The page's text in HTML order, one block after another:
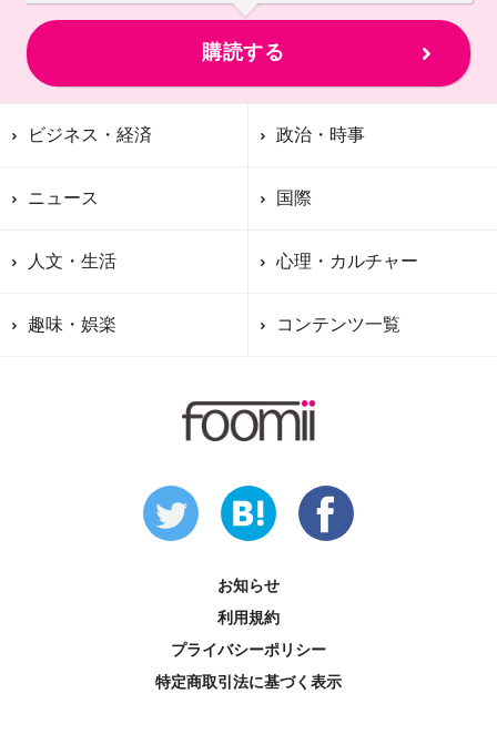
購読する
ビジネス・経済 政治・時事
ニュース 国際
人文・生活 心理・カルチャー
趣味・娯楽 コンテンツ一覧
お知らせ
利用規約
プライバシーポリシー
特定商取引法に基づく表示